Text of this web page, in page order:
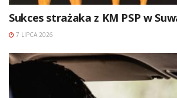
Sukces strażaka z KM PSP w
7 LIPCA 2026